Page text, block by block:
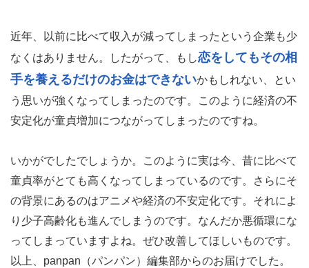
近年、以前に比べて収入が減ってしまったという企業も少
なくはありません。したがって、もし恋をしてもその相
手を養えるだけのお金はできないかもしれない、とい
う思いが強くなってしまったのです。このように経済の不
安定化が童貞増加につながってしまったのですね。
いかがでしたでしょうか。このように実は今、昔に比べて
童貞率がとても高くなってしまっているのです。さらにそ
の背景にあるのはアニメや経済の不安定化です。それによ
り少子高齢化も進んでしまうのです。なんだか悪循環にな
ってしまっていますよね。ぜひ改善してほしいものです。
以上、panpan（パンパン）編集部からのお届けでした。